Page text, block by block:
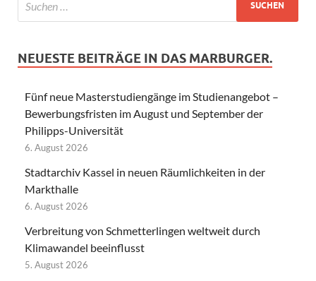
NEUESTE BEITRÄGE IN DAS MARBURGER.
Fünf neue Masterstudiengänge im Studienangebot –
Bewerbungsfristen im August und September der
Philipps-Universität
6. August 2026
Stadtarchiv Kassel in neuen Räumlichkeiten in der
Markthalle
6. August 2026
Verbreitung von Schmetterlingen weltweit durch
Klimawandel beeinflusst
5. August 2026